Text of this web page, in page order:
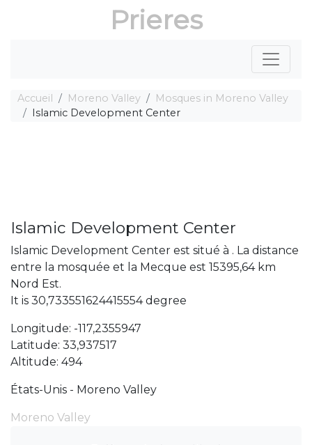
Prieres
Accueil Moreno Valley
Mosques in Moreno Valley
Islamic Development Center
Islamic Development Center
Islamic Development Center est situé à . La distance
entre la mosquée et la Mecque est 15395,64 km
Nord Est.
It is 30,733551624415554 degree
Longitude: -117,2355947
Latitude: 33,937517
Altitude: 494
États-Unis - Moreno Valley
Moreno Valley